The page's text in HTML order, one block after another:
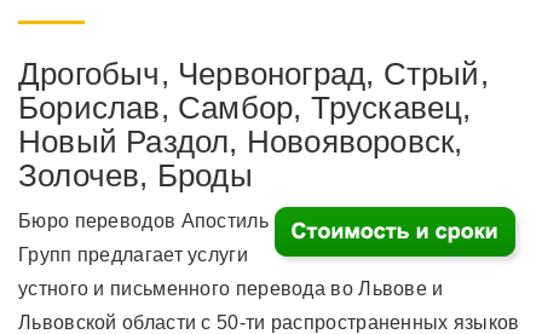
Дрогобыч, Червоноград, Стрый,
Борислав, Самбор, Трускавец,
Новый Раздол, Новояворовск,
Золочев, Броды
Бюро переводов Апостиль
Групп предлагает услуги
устного и письменного перевода во Львове и
Львовской области с 50-ти распространенных языков